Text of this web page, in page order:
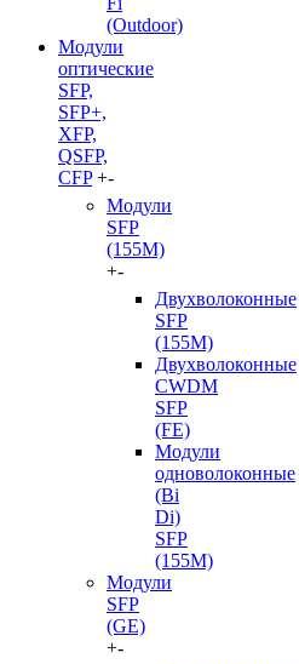
(Outdoor)
Модули
оптические
SFP,
SFP+,
XFP,
QSFP,
CFP +-
Модули
SFP
(155M)
+-
Двухволоконные
SFP
(155M)
Двухволоконные
CWDM
SFP
(FE)
Модули
одноволоконные
(Bi
Di)
SFP
(155M)
Модули
SFP
(GE)
+-